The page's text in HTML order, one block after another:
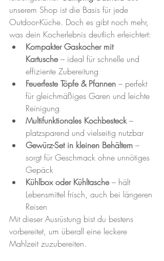
unserem Shop ist die Basis für jede
Outdoor-Küche. Doch es gibt noch mehr,
was dein Kocherlebnis deutlich erleichtert:
Kompakter Gaskocher mit
Kartusche – ideal für schnelle und
effiziente Zubereitung
Feuerfeste Töpfe & Pfannen – perfekt
für gleichmäßiges Garen und leichte
Reinigung
Multifunktionales Kochbesteck –
platzsparend und vielseitig nutzbar
Gewürz-Set in kleinen Behältern –
sorgt für Geschmack ohne unnötiges
Gepäck
Kühlbox oder Kühltasche – hält
Lebensmittel frisch, auch bei längeren
Reisen
Mit dieser Ausrüstung bist du bestens
vorbereitet, um überall eine leckere
Mahlzeit zuzubereiten.